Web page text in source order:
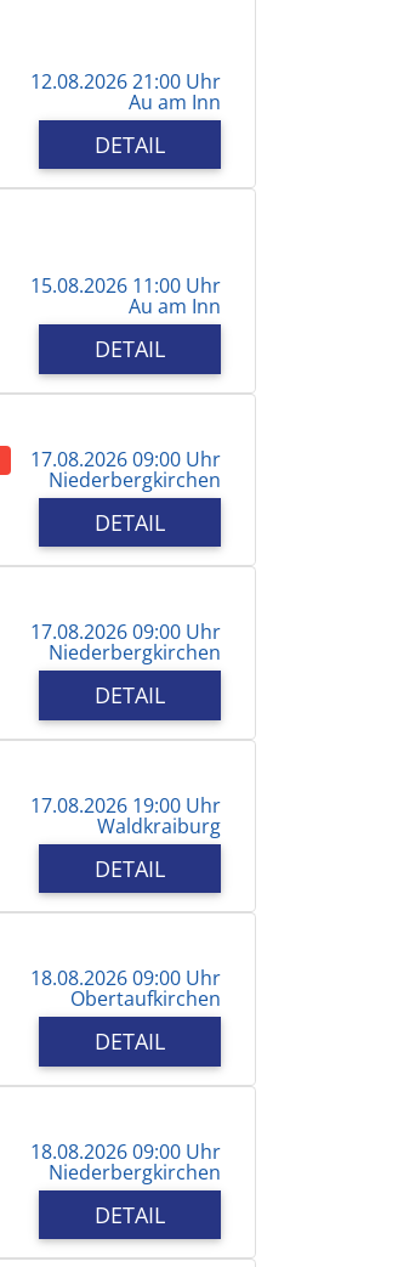
12.08.2026 21:00 Uhr
Au am Inn
DETAIL
15.08.2026 11:00 Uhr
Au am Inn
DETAIL
17.08.2026 09:00 Uhr
Niederbergkirchen
DETAIL
17.08.2026 09:00 Uhr
Niederbergkirchen
DETAIL
17.08.2026 19:00 Uhr
Waldkraiburg
DETAIL
18.08.2026 09:00 Uhr
Obertaufkirchen
DETAIL
18.08.2026 09:00 Uhr
Niederbergkirchen
DETAIL